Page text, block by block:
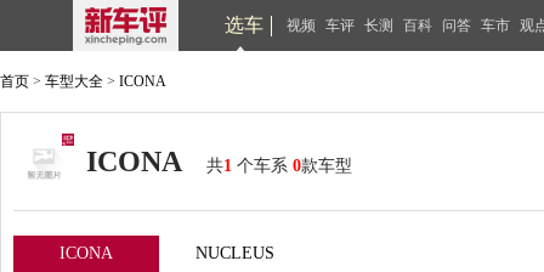
选车 视频 车评 长测 百科 问答 车市 观
首页 > 车型大全 > ICONA
ICONA 共1 个车系 0款车型
ICONA NUCLEUS